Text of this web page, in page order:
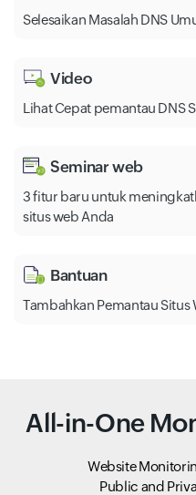
Selesaikan Masalah DNS
Video
Lihat Cepat pemantau DNS
Seminar web
3 fitur baru untuk
situs web Anda
Bantuan
Tambahkan Pemantau Situs
All-in-One
Website
Public and